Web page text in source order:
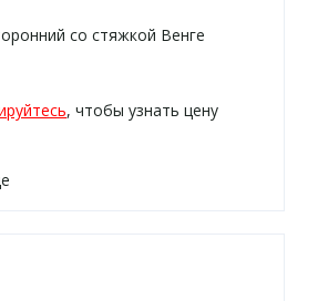
со стяжкой Венге
, чтобы узнать цену